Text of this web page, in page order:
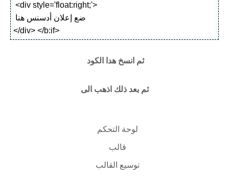
<div style='float:right;'>
</div> </b:if>
ثم انسخ هدا الكود
ثم بعد ذلك اذهب الى
لوحة التحكم
قالب
توسيع القالب